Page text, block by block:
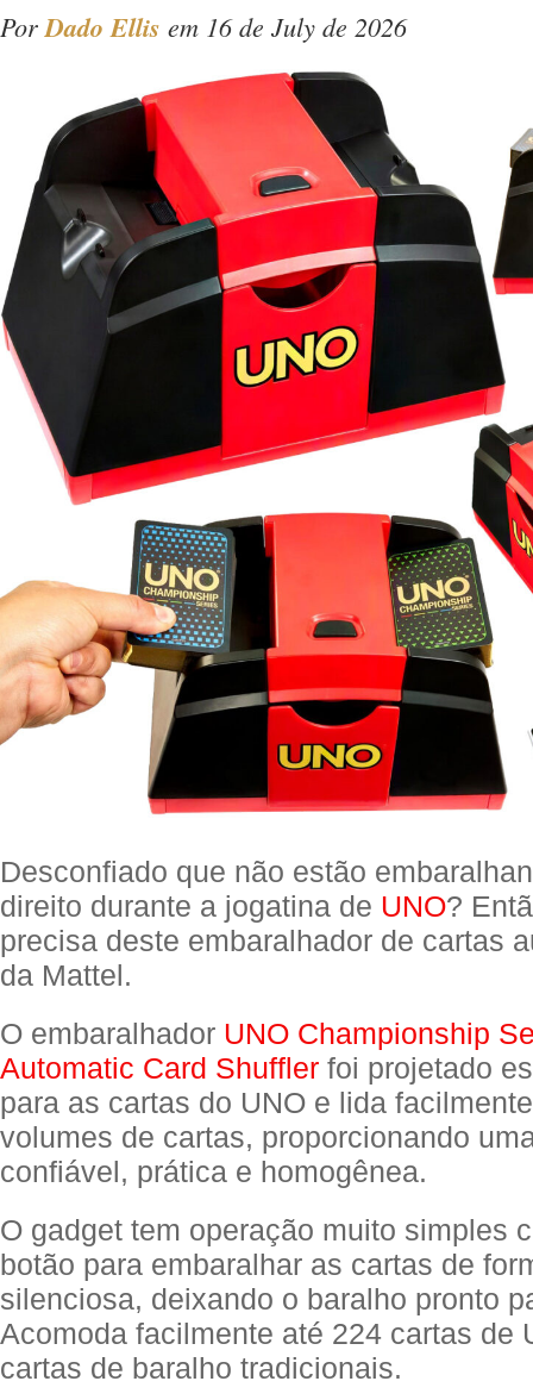
PorDado Ellis em 16 de July de 2026
Desconfiado que não estão
direito durante a jogatina de UNO?
precisa deste embaralhador de cartas
da Mattel.
O embaralhador UNO Championship
Automatic Card Shuffler foi projetado
para as cartas do UNO e lida
volumes de cartas, proporcionando
confiável, prática e homogênea.
O gadget tem operação muito simples
botão para embaralhar as cartas de
silenciosa, deixando o baralho pronto
Acomoda facilmente até 224 cartas de
cartas de baralho tradicionais.